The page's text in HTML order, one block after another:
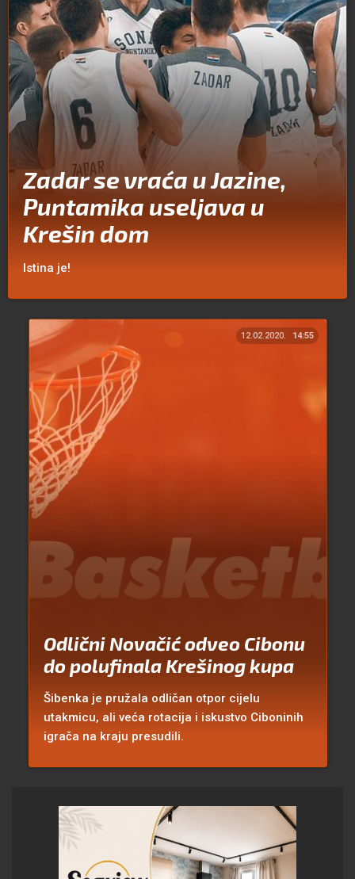
Zadar se vraća u Jazine,
Puntamika useljava u
Krešin dom
Istina je!
12.02.2020. 14:55
Odlični Novačić odveo Cibonu
do polufinala Krešinog kupa
Šibenka je pružala odličan otpor cijelu
utakmicu, ali veća rotacija i iskustvo Ciboninih
igrača na kraju presudili.